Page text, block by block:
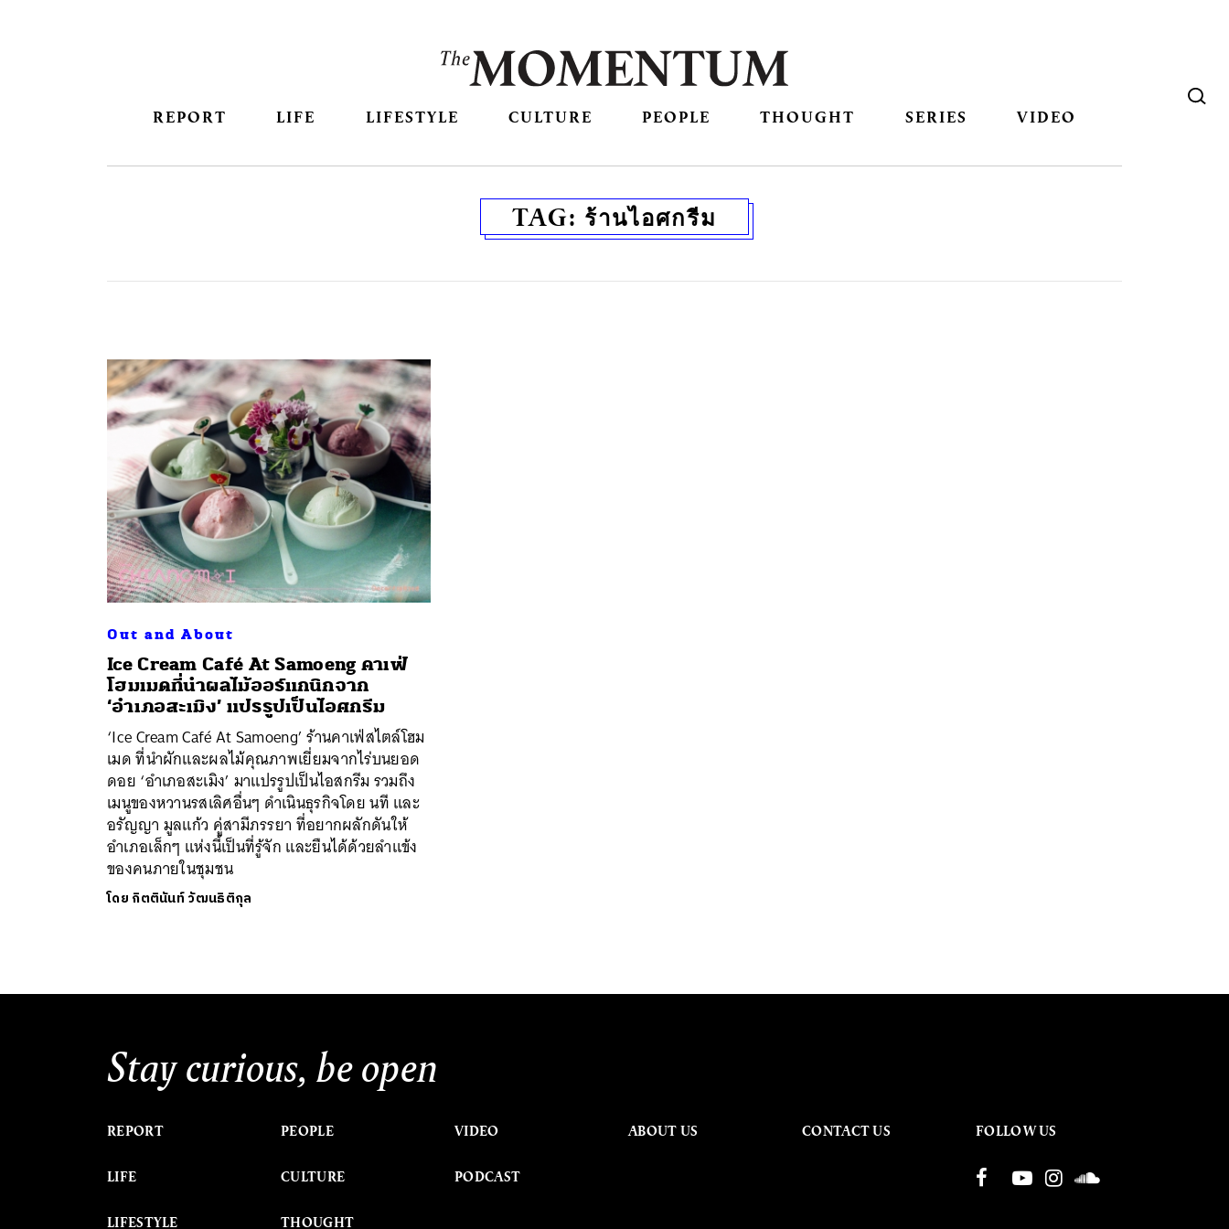
REPORT LIFE LIFESTYLE CULTURE PEOPLE THOUGHT SERIES VIDEO
TAG: ร้านไอศกรีม
Out and About
Ice Cream Café At Samoeng คาเฟ่
โฮมเมดที่นำผลไม้ออร์แกนิกจาก
‘อำเภอสะเมิง’ แปรรูปเป็นไอศกรีม
‘Ice Cream Café At Samoeng’ ร้านคาเฟ่สไตล์โฮม
เมด ที่นำผักและผลไม้คุณภาพเยี่ยมจากไร่บนยอด
ดอย ‘อำเภอสะเมิง’ มาแปรรูปเป็นไอสกรีม รวมถึง
เมนูของหวานรสเลิศอื่นๆ ดำเนินธุรกิจโดย นที และ
อรัญญา มูลแก้ว คู่สามีภรรยา ที่อยากผลักดันให้
อำเภอเล็กๆ แห่งนี้เป็นที่รู้จัก และยืนได้ด้วยลำแข้ง
ของคนภายในชุมชน
โดย กิตตินันท์ วัฒนธิติกุล
Stay curious, be open
REPORT
LIFE
LIFESTYLE
PEOPLE
CULTURE
THOUGHT
VIDEO
PODCAST
ABOUT US CONTACT US FOLLOW US